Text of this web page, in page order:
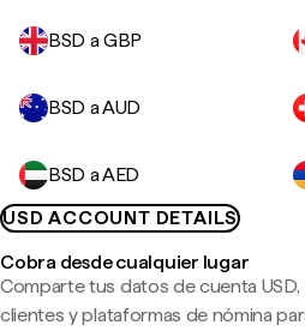
BSD a GBP
BSD a AUD
BSD a AED
USD ACCOUNT DETAILS
Cobra desde cualquier lugar
Comparte tus datos de cuenta USD,
clientes y plataformas de nómina